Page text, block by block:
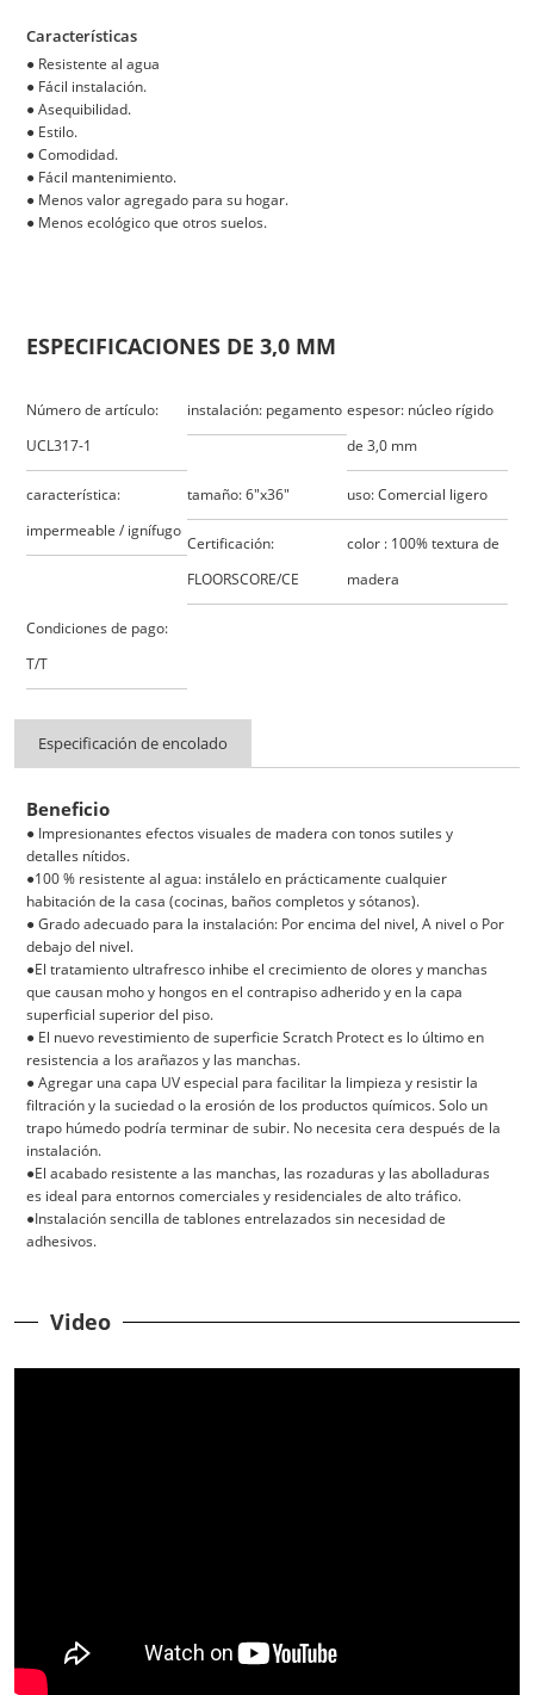
Características
● Resistente al agua
● Fácil instalación.
●Asequibilidad.
● Estilo.
●Comodidad.
● Fácil mantenimiento.
● Menos valor agregado para su hogar.
● Menos ecológico que otros suelos.
ESPECIFICACIONES DE 3,0 MM
Número de artículo:
UCL317-1
instalación: pegamento espesor: núcleo rígido
de 3,0 mm
característica:
impermeable / ignífugo
tamaño: 6"x36" uso: Comercial ligero
Certificación:
FLOORSCORE/CE
color : 100% textura de
madera
Condiciones de pago:
T/T
Especificación de encolado
Beneficio
● Impresionantes efectos visuales de madera con tonos sutiles y
detalles nítidos.
●100 % resistente al agua: instálelo en prácticamente cualquier
habitación de la casa (cocinas, baños completos y sótanos).
● Grado adecuado para la instalación: Por encima del nivel, A nivel o Por
debajo del nivel.
●El tratamiento ultrafresco inhibe el crecimiento de olores y manchas
que causan moho y hongos en el contrapiso adherido y en la capa
superficial superior del piso.
● El nuevo revestimiento de superficie Scratch Protect es lo último en
resistencia a los arañazos y las manchas.
● Agregar una capa UV especial para facilitar la limpieza y resistir la
filtración y la suciedad o la erosión de los productos químicos. Solo un
trapo húmedo podría terminar de subir. No necesita cera después de la
instalación.
●El acabado resistente a las manchas, las rozaduras y las abolladuras
es ideal para entornos comerciales y residenciales de alto tráfico.
●Instalación sencilla de tablones entrelazados sin necesidad de
adhesivos.
Video